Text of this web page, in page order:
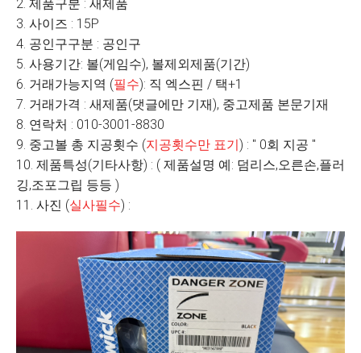
2. 제품구분 : 새제품
3. 사이즈 : 15P
4. 공인구구분 : 공인구
5. 사용기간: 볼(게임수), 볼제외제품(기간)
6. 거래가능지역 (필수): 직 엑스핀 / 택+1
7. 거래가격 : 새제품(댓글에만 기재), 중고제품 본문기재
8. 연락처 : 010-3001-8830
9. 중고볼 총 지공횟수 (지공횟수만 표기) : " 0회 지공 "
10. 제품특성(기타사항) : ( 제품설명 예: 덤리스,오른손,플러
깅,조포그립 등등 )
11. 사진 (실사필수) :